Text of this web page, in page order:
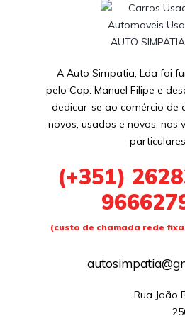
A Auto Simpatia, Lda foi
pelo Cap. Manuel Filipe e
dedicar-se ao comércio de
novos, usados e novos, nas
(+351)
(custo de chamada rede
Rua João